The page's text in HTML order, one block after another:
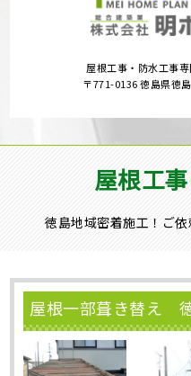
屋根工事・防水工事
〒771-0136 徳島県徳
屋根工
徳島地域密着施工！ご
屋根一部葺き替え